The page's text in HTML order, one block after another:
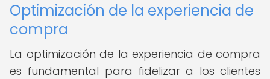
Optimización de la experiencia de
compra
La optimización de la experiencia de compra
es fundamental para fidelizar a los clientes